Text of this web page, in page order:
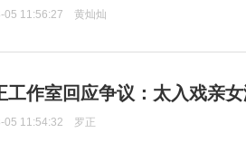
05 11:56:27 黄灿灿
工作室回应争议：太入戏亲
05 11:54:32 罗正